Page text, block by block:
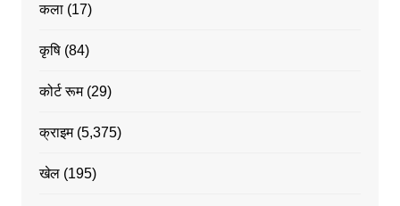
कला(17)
कृषि(84)
कोर्ट रूम(29)
क्राइम(5,375)
खेल(195)